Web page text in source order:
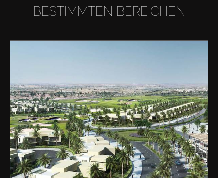
BESTIMMTEN BEREICHEN